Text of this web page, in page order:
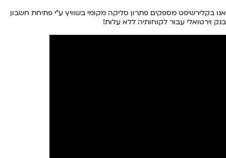
אנו בקלירשיפט מספקים פתרון סליקה מקומי בשוויץ ע"י פתיחת חשבון
בנק וירטואלי עבור לקוחותיה ללא עלות!